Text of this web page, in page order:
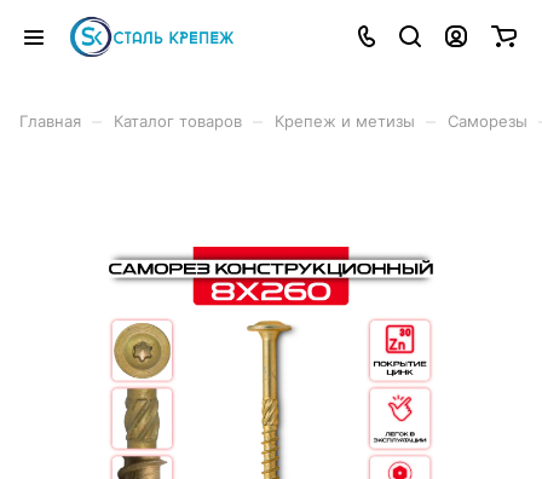
Главная Каталог товаров Крепеж и метизы Саморезы